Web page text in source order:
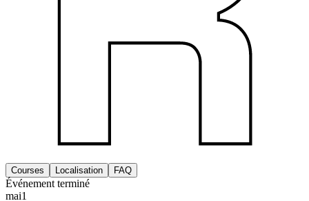
Courses Localisation FAQ
Événement terminé
mai1